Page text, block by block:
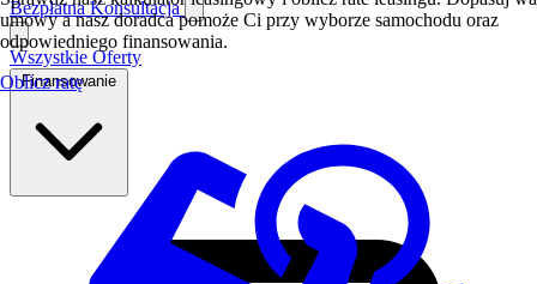
Bezpłatna Konsultacja
Wszystkie Oferty
Finansowanie
umowy a nasz doradca pomoże Ci przy wyborze samochodu oraz
odpowiedniego finansowania.
Oblicz ratę